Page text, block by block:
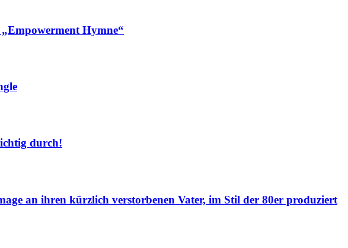
Hymne“
durch!
an ihren kürzlich verstorbenen Vater, im Stil der 80er produziert